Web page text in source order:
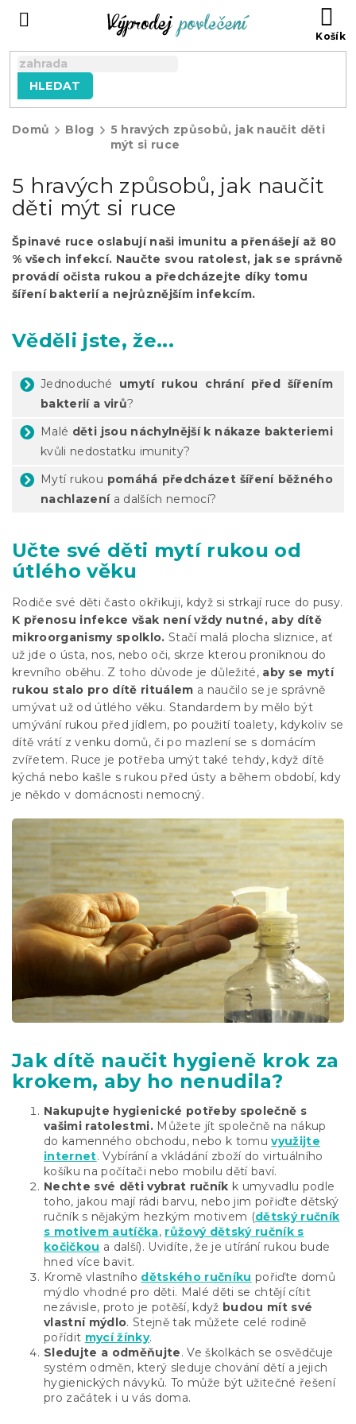
HLEDAT
Domů Blog
5 hravých způsobů, jak naučit děti
mýt si ruce
5 hravých způsobů, jak naučit
děti mýt si ruce
Špinavé ruce oslabují naši imunitu a přenášejí až 80
% všech infekcí. Naučte svou ratolest, jak se správně
provádí očista rukou a předcházejte díky tomu
šíření bakterií a nejrůznějším infekcím.
Věděli jste, že...
Jednoduché umytí rukou chrání před šířením
bakterií a virů?
Malé děti jsou náchylnější k nákaze bakteriemi
kvůli nedostatku imunity?
Mytí rukou pomáhá předcházet šíření běžného
nachlazenía dalších nemocí?
Učte své děti mytí rukou od
útlého věku
Rodiče své děti často okřikuji, když si strkají ruce do pusy.
K přenosu infekce však není vždy nutné, aby dítě
mikroorganismy spolklo. Stačí malá plocha sliznice, ať
už jde o ústa, nos, nebo oči, skrze kterou proniknou do
krevního oběhu. Z toho důvode je důležité, aby se mytí
rukou stalo pro dítě rituálem a naučilo se je správně
umývat už od útlého věku. Standardem by mělo být
umývání rukou před jídlem, po použití toalety, kdykoliv se
dítě vrátí z venku domů, či po mazlení se s domácím
zvířetem. Ruce je potřeba umýt také tehdy, když dítě
kýchá nebo kašle s rukou před ústy a během období, kdy
je někdo v domácnosti nemocný.
Jak dítě naučit hygieně krok za
krokem, aby ho nenudila?
Nakupujte hygienické potřeby společně s
vašimi ratolestmi. Můžete jít společně na nákup
do kamenného obchodu, nebo k tomuvyužijte
internet. Vybírání a vkládání zboží do virtuálního
košíku na počítači nebo mobilu dětí baví.
Nechte své děti vybrat ručník k umyvadlu podle
toho, jakou mají rádi barvu, nebo jim pořiďte dětský
ručník s nějakým hezkým motivem (dětský ručník
s motivem autíčka, růžový dětský ručník s
kočičkou a další). Uvidíte, že je utírání rukou bude
hned více bavit.
Kromě vlastního dětského ručníku pořiďte domů
mýdlo vhodné pro děti. Malé děti se chtějí cítit
nezávisle, proto je potěší, když budou mít své
vlastní mýdlo. Stejně tak můžete celé rodině
pořídit mycí žínky.
Sledujte a odměňujte. Ve školkách se osvědčuje
systém odměn, který sleduje chování dětí a jejich
hygienických návyků. To může být užitečné řešení
pro začátek i u vás doma.